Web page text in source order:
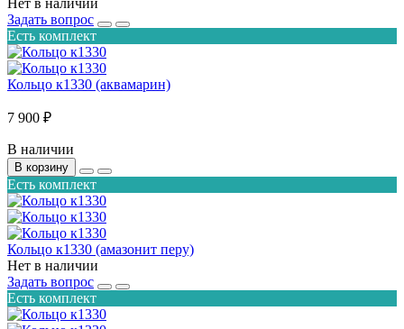
Задать вопрос
Есть комплект
Кольцо к1330 (аквамарин)
7 900 ₽
В наличии
В корзину
Есть комплект
Кольцо к1330 (амазонит перу)
Нет в наличии
Задать вопрос
Есть комплект